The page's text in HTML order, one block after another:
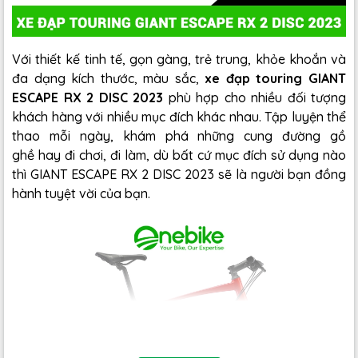
Với thiết kế tinh tế, gọn gàng, trẻ trung, khỏe khoắn và
đa dạng kích thước, màu sắc, xe đạp touring GIANT
ESCAPE RX 2 DISC 2023 phù hợp cho nhiều đối tượng
khách hàng với nhiều mục đích khác nhau. Tập luyện thể
thao mỗi ngày, khám phá những cung đường gồ
ghề hay đi chơi, đi làm, dù bất cứ mục đích sử dụng nào
thì GIANT ESCAPE RX 2 DISC 2023 sẽ là người bạn đồng
hành tuyệt vời của bạn.